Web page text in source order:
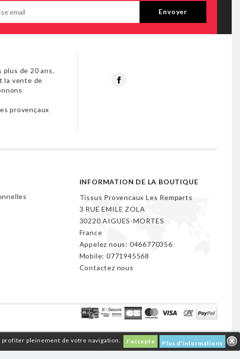
pleinement de votre navigation. J'accepte Plus d'informations
plus de 20 ans.
la vente de
provençaux
INFORMATION DE LA BOUTIQUE
Tissus Provencaux Les Remparts
3 RUE EMILE ZOLA
30220 AIGUES-MORTES
France
Appelez nous: 0466770356
Mobile: 0771945568
Contactez nous